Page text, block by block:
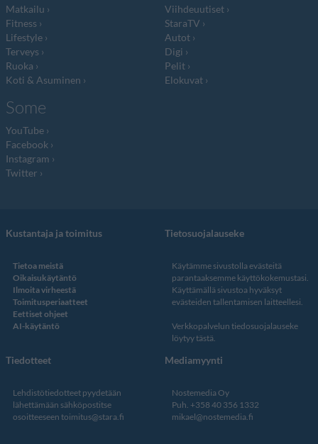
Matkailu
Fitness
Lifestyle
Terveys
Ruoka
Koti & Asuminen
Viihdeuutiset
StaraTV
Autot
Digi
Pelit
Elokuvat
Some
YouTube
Facebook
Instagram
Twitter
Kustantaja ja toimitus
Tietoa meistä
Oikaisukäytäntö
Ilmoita virheestä
Toimitusperiaatteet
Eettiset ohjeet
AI-käytäntö
Tietosuojalauseke
Käytämme sivustolla evästeitä
parantaaksemme käyttökokemustasi.
Käyttämällä sivustoa hyväksyt
evästeiden tallentamisen laitteellesi.
Verkkopalvelun tiedosuojalauseke
löytyy tästä.
Tiedotteet
Lehdistötiedotteet pyydetään
lähettämään sähköpostitse
osoitteeseen toimitus@stara.fi
Mediamyynti
Nostemedia Oy
Puh. +358 40 356 1332
mikael@nostemedia.fi